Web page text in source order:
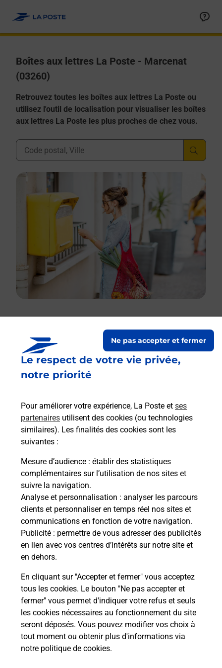
Le respect de votre vie privée,
notre priorité
Pour améliorer votre expérience, La Poste et ses
partenaires utilisent des cookies (ou technologies
similaires). Les finalités des cookies sont les
suivantes :
Mesure d’audience : établir des statistiques
complémentaires sur l’utilisation de nos sites et
suivre la navigation.
Analyse et personnalisation : analyser les parcours
clients et personnaliser en temps réel nos sites et
communications en fonction de votre navigation.
Publicité : permettre de vous adresser des publicités
en lien avec vos centres d’intérêts sur notre site et
en dehors.
En cliquant sur "Accepter et fermer" vous acceptez
tous les cookies. Le bouton "Ne pas accepter et
fermer" vous permet d'indiquer votre refus et seuls
les cookies nécessaires au fonctionnement du site
seront déposés. Vous pouvez modifier vos choix à
tout moment ou obtenir plus d'informations via
notre politique de cookies.
Ne pas accepter et fermer
Boîtes aux lettres La Poste - Marcenat
(03260)
Retrouvez toutes les boîtes aux lettres La Poste ou
utilisez l'outil de localisation pour visualiser les boîtes
aux lettres La Poste les plus proches de chez vous.
Ville, Département, Code Postal
Boîte aux Lettres La Poste
Prochaine collecte du courrier vendredi
08h30
03260 Marcenat
Le lien s'ouvre dans un nouvel onglet
Boîte aux Lettres La Poste
Prochaine collecte du courriervendredià
08h30
Le Bourg
03260 Marcenat
Le lien s'ouvre dans un nouvel onglet
Localiser Liste Boîtes aux lettres Allier Marcenat